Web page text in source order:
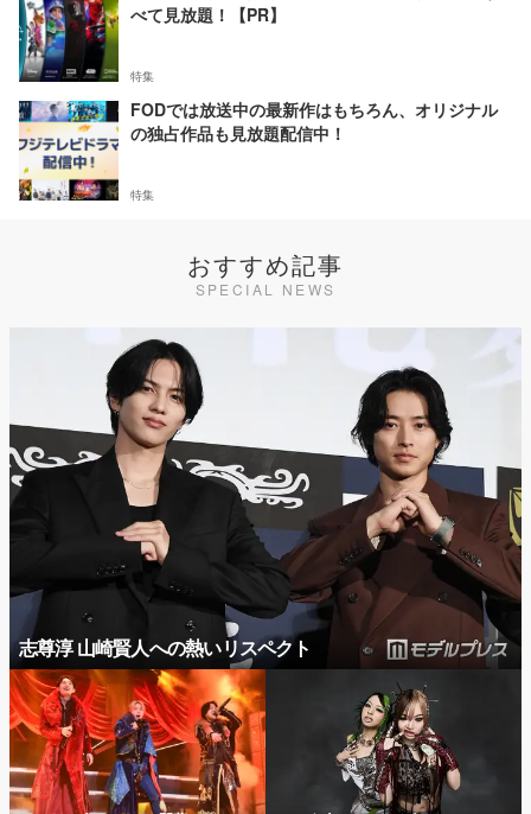
べて見放題！【PR】
特集
FODでは放送中の最新作はもちろん、オリジナル
の独占作品も見放題配信中！
特集
おすすめ記事
SPECIAL NEWS
志尊淳 山崎賢人への熱いリスペクト